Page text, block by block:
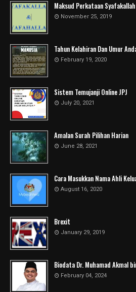
Maksud Perkataan
November 25, 2019
Tahun Kelahiran Dan Umur
February 19, 2020
Sistem Temujanji Online JPJ
July 20, 2021
Amalan Surah Pilihan Harian
June 28, 2021
Cara Masukkan Nama Ahli
August 16, 2020
Brexit
January 29, 2019
Biodata Dr. Muhamad Akmal
February 04, 2024